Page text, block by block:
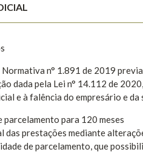
n° 1.891 de 2019
dada pela Lei n° 14.112 de
e à falência do empresário e da
parcelamento para 120 meses
das prestações mediante
de parcelamento, que